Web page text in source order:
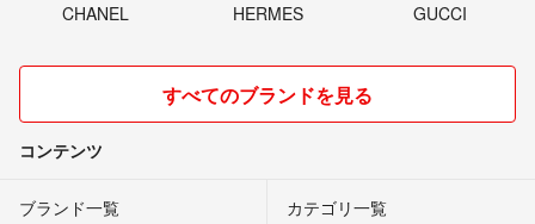
CHANEL HERMES GUCCI
すべてのブランドを見る
コンテンツ
ブランド一覧 カテゴリ一覧